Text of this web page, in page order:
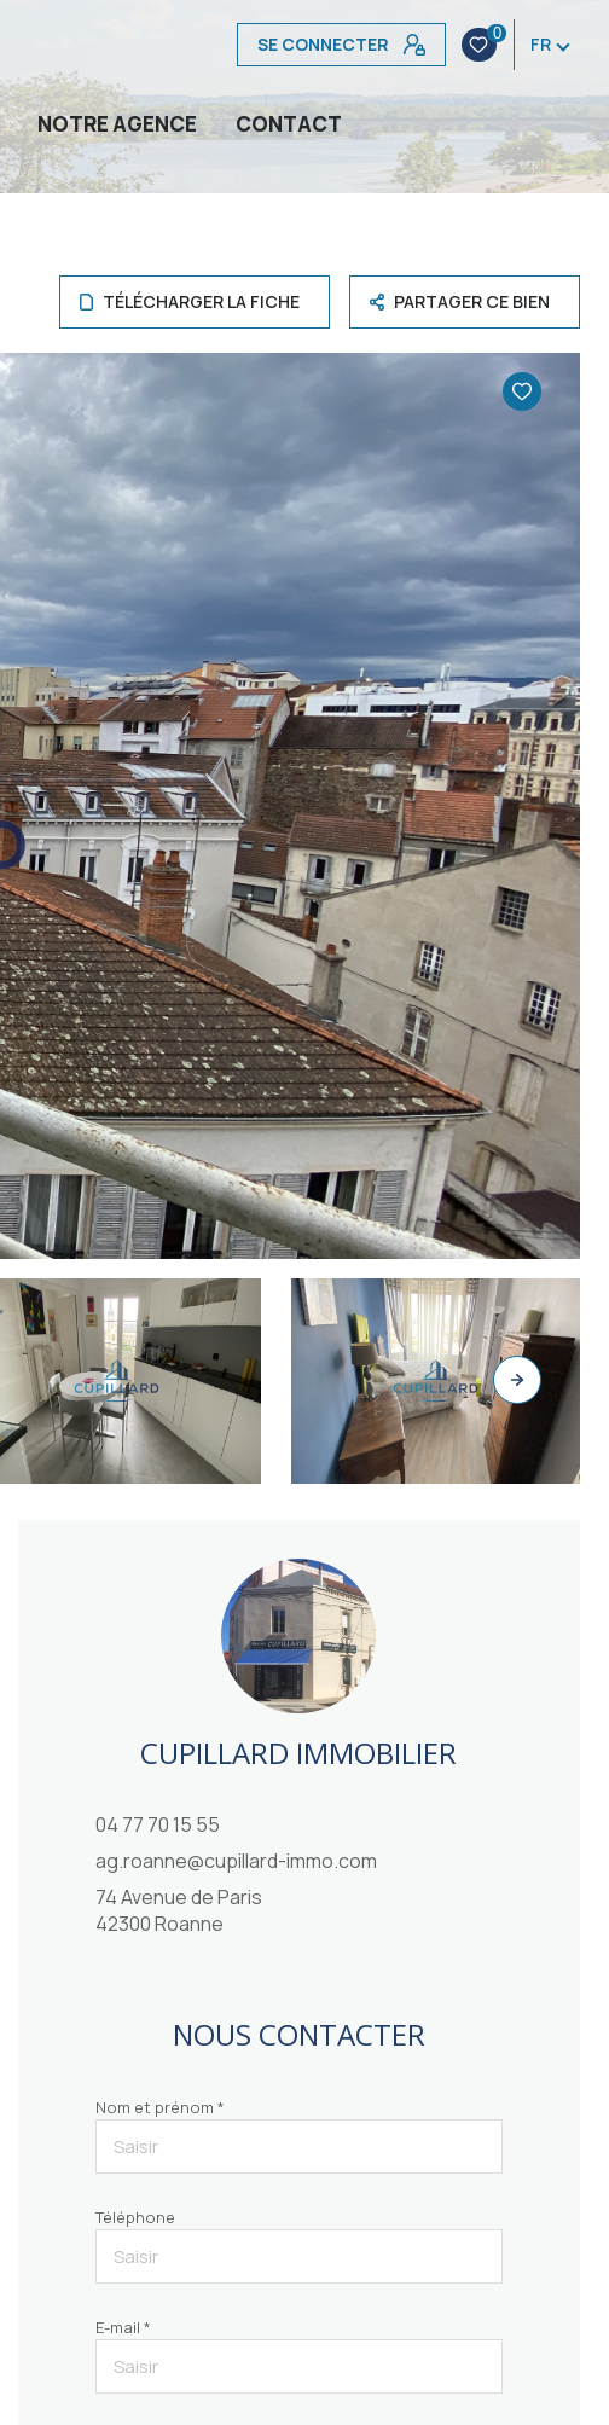
SE CONNECTER 0 FR
NOTRE AGENCE CONTACT
TÉLÉCHARGER LA FICHE PARTAGER CE BIEN
CUPILLARD IMMOBILIER
04 77 70 15 55
ag.roanne@cupillard-immo.com
74 Avenue de Paris
42300 Roanne
NOUS CONTACTER
Nom et prénom *
Téléphone
E-mail *